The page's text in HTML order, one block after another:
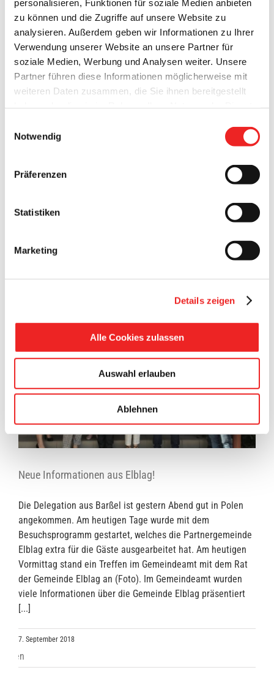
personalisieren, Funktionen für soziale Medien anbieten
zu können und die Zugriffe auf unsere Website zu
analysieren. Außerdem geben wir Informationen zu Ihrer
Verwendung unserer Website an unsere Partner für
soziale Medien, Werbung und Analysen weiter. Unsere
Partner führen diese Informationen möglicherweise mit
weiteren Daten zusammen, die Sie ihnen bereitgestellt
werden auch bei der Auswahl von
gesetzt.
Notwendig
Präferenzen
Statistiken
Marketing
Details zeigen
Alle Cookies zulassen
Auswahl erlauben
Ablehnen
Hüpfen für`s Herz!
Die Grundschule Elisabethfehn-West hat sich zur
„Wiedereröffnung“ der sanierten Gymnastikhalle ihrer
mussten die Schüler auf den „Indoor-Sport“ verzichten, da
Vereinssport gesperrt war. Nun hat die Halle ein neues
Dach bekommen und alle Arbeiten sind seit letzter Woche
Neue Informationen aus Elblag!
Die Delegation aus Barßel ist gestern Abend gut in Polen
angekommen. Am heutigen Tage wurde mit dem
Besuchsprogramm gestartet, welches die Partnergemeinde
Elblag extra für die Gäste ausgearbeitet hat. Am heutigen
Vormittag stand ein Treffen im Gemeindeamt mit dem Rat
der Gemeinde Elblag an (Foto). Im Gemeindeamt wurden
viele Informationen über die Gemeinde Elblag präsentiert
[...]
7. September 2018